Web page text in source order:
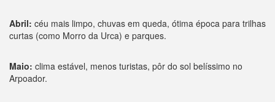
Abril: céu mais limpo, chuvas em queda, ótima época para trilhas
curtas (como Morro da Urca) e parques.
Maio: clima estável, menos turistas, pôr do sol belíssimo no
Arpoador.